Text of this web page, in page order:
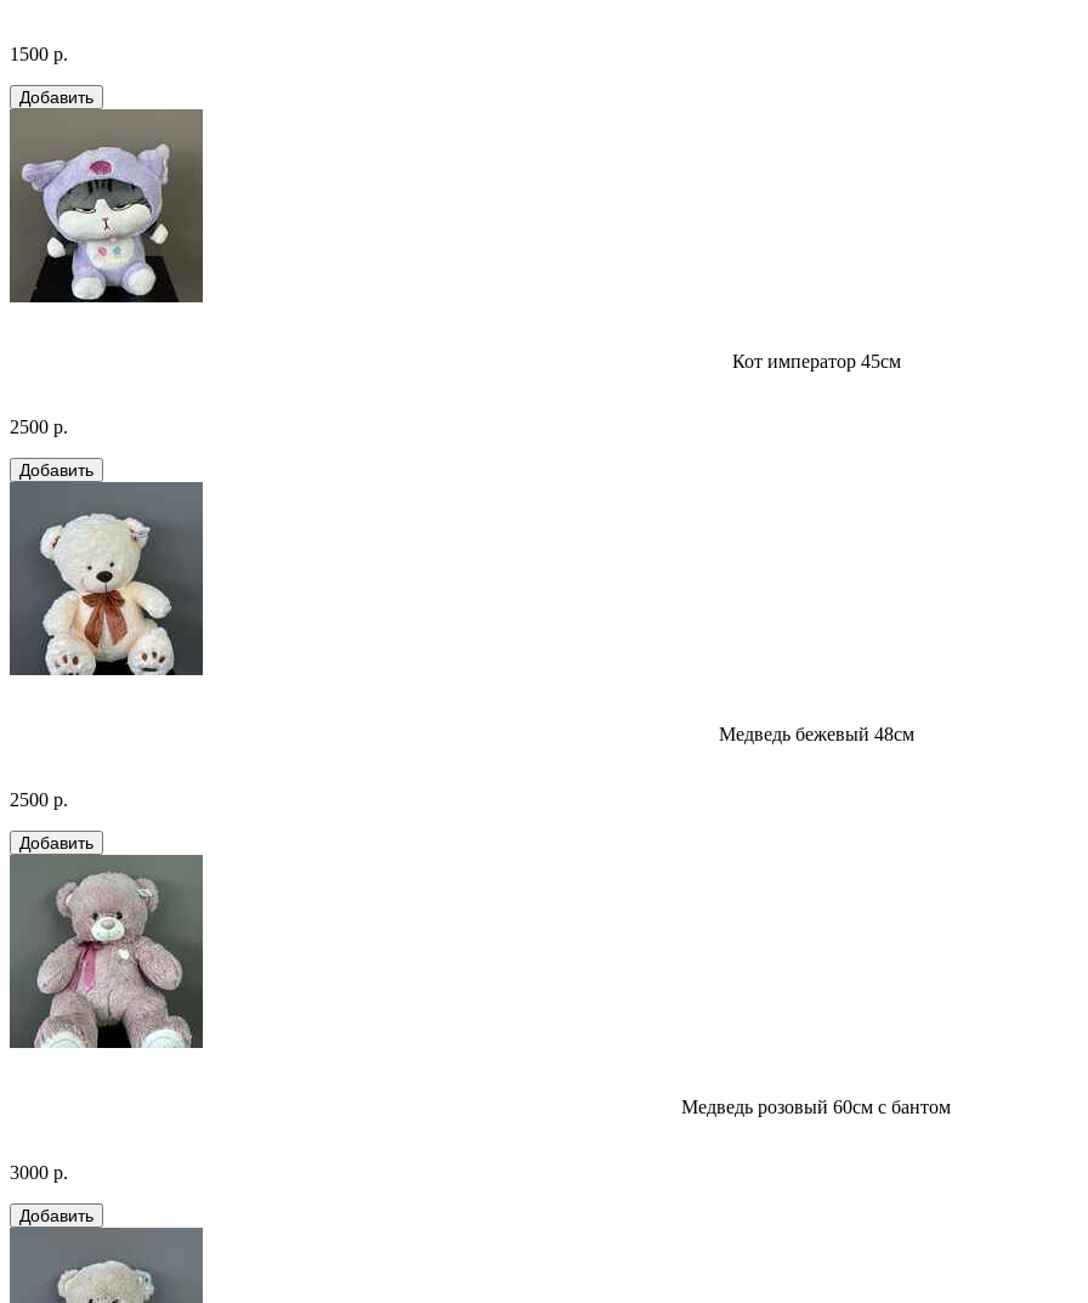
1500 р.
Кот император 45см
2500 р.
Медведь бежевый 48см
2500 р.
Медведь розовый 60см с бантом
3000 р.